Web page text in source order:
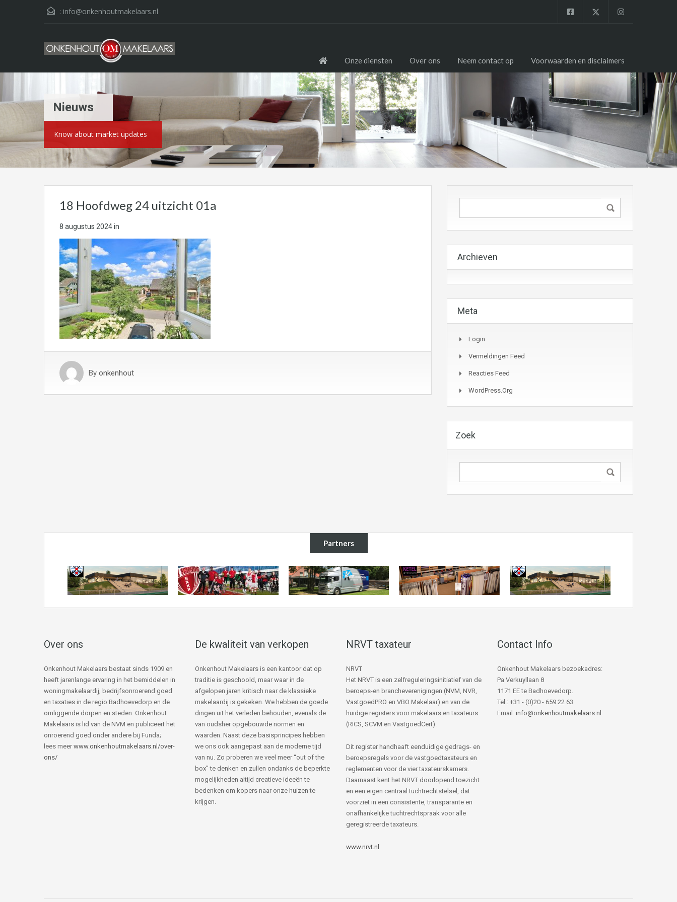
: info@onkenhoutmakelaars.nl
Onze diensten Over ons Neem contact op Voorwaarden en disclaimers
Nieuws
Know about market updates
18 Hoofdweg 24 uitzicht 01a
8 augustus 2024in
By onkenhout
Archieven
Meta
Login
Vermeldingen Feed
Reacties Feed
WordPress.org
Zoek
Partners
Over ons
Onkenhout Makelaars bestaat sinds 1909 en
heeft jarenlange ervaring in het bemiddelen in
woningmakelaardij, bedrijfsonroerend goed
en taxaties in de regio Badhoevedorp en de
omliggende dorpen en steden. Onkenhout
Makelaars is lid van de NVM en publiceert het
onroerend goed onder andere bij Funda;
lees meer www.onkenhoutmakelaars.nl/over-
ons/
De kwaliteit van verkopen
Onkenhout Makelaars is een kantoor dat op
traditie is geschoold, maar waar in de
afgelopen jaren kritisch naar de klassieke
makelaardij is gekeken. We hebben de goede
dingen uit het verleden behouden, evenals de
van oudsher opgebouwde normen en
waarden. Naast deze basisprincipes hebben
we ons ook aangepast aan de moderne tijd
van nu. Zo proberen we veel meer “out of the
box” te denken en zullen ondanks de beperkte
mogelijkheden altijd creatieve ideeën te
bedenken om kopers naar onze huizen te
krijgen.
NRVT taxateur
NRVT
Het NRVT is een zelfreguleringsinitiatief van de
beroeps-en brancheverenigingen (NVM, NVR,
VastgoedPRO en VBO Makelaar) en van de
huidige registers voor makelaars en taxateurs
(RICS, SCVM en VastgoedCert).
Dit register handhaaft eenduidige gedrags- en
beroepsregels voor de vastgoedtaxateurs en
reglementen voor de vier taxateurskamers.
Daarnaast kent het NRVT doorlopend toezicht
en een eigen centraal tuchtrechtstelsel, dat
voorziet in een consistente, transparante en
onafhankelijke tuchtrechtspraak voor alle
geregistreerde taxateurs.
www.nrvt.nl
Contact Info
Onkenhout Makelaars bezoekadres:
Pa Verkuyllaan 8
1171 EE te Badhoevedorp.
Tel.: +31 - (0)20 - 659 22 63
Email: info@onkenhoutmakelaars.nl